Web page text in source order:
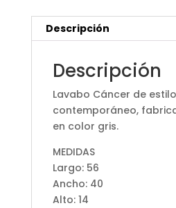
Descripción
Descripción
Lavabo Cáncer de estilo
contemporáneo,
en color gris.
MEDIDAS
Largo: 56
Ancho: 40
Alto: 14